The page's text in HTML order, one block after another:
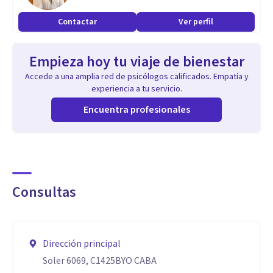
Trastornos por estrés postraumático
Fobias
Depresión
Trastornos o patologías neuropsicológicas.
Enfermedades autoinmunes.
Duelos.
Desde mi amplia y sólida formación profesional, con la base
desde la psiconeuroinmunoendocrinología, la psicología
Contactar Ver perfil
Empieza hoy tu viaje de bienestar
Accede a una amplia red de psicólogos calificados. Empatía y
experiencia a tu servicio.
Encuentra profesionales
Consultas
Dirección principal
Soler 6069, C1425BYO CABA